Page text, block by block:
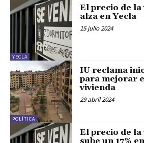
YECLA
El precio de la
alza en Yecla
15 julio 2024
POLÍTICA
IU reclama
para mejorar
vivienda
29 abril 2024
El precio de la